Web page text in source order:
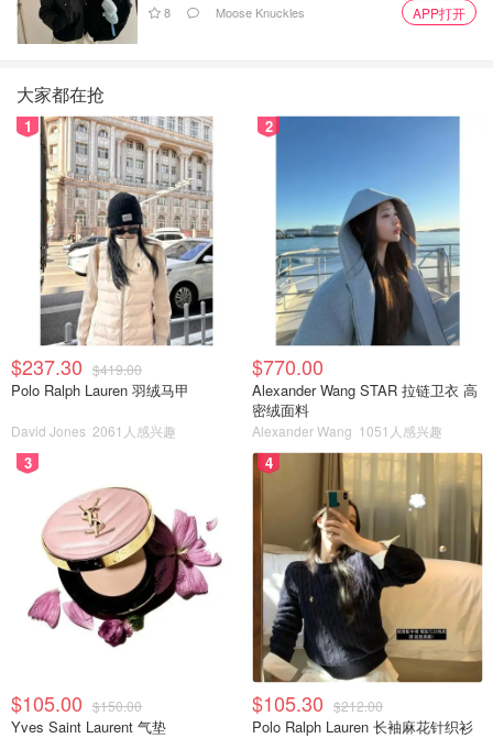
8 Moose Knuckles APP打开
大家都在抢
1
$237.30 $419.00
Polo Ralph Lauren 羽绒马甲
David Jones 2061人感兴趣
2
$770.00
Alexander Wang STAR 拉链卫衣 高
密绒面料
Alexander Wang 1051人感兴趣
3
$105.00 $150.00
Yves Saint Laurent 气垫
4
$105.30 $212.00
Polo Ralph Lauren 长袖麻花针织衫